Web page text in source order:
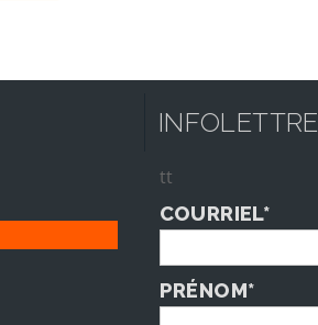
INFOLETTRE
tt
COURRIEL*
PRÉNOM*